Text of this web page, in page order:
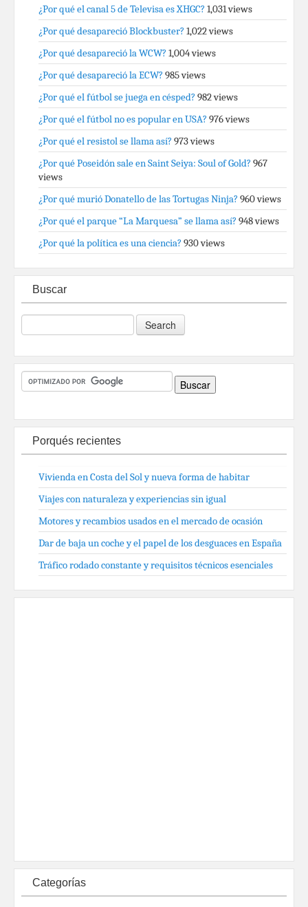
¿Por qué el canal 5 de Televisa es XHGC? 1,031 views
¿Por qué desapareció Blockbuster? 1,022 views
¿Por qué desapareció la WCW? 1,004 views
¿Por qué desapareció la ECW? 985 views
¿Por qué el fútbol se juega en césped? 982 views
¿Por qué el fútbol no es popular en USA? 976 views
¿Por qué el resistol se llama así? 973 views
¿Por qué Poseidón sale en Saint Seiya: Soul of Gold? 967
views
¿Por qué murió Donatello de las Tortugas Ninja? 960 views
¿Por qué el parque “La Marquesa” se llama así? 948 views
¿Por qué la política es una ciencia? 930 views
Buscar
Porqués recientes
Vivienda en Costa del Sol y nueva forma de habitar
Viajes con naturaleza y experiencias sin igual
Motores y recambios usados en el mercado de ocasión
Dar de baja un coche y el papel de los desguaces en España
Tráfico rodado constante y requisitos técnicos esenciales
Categorías